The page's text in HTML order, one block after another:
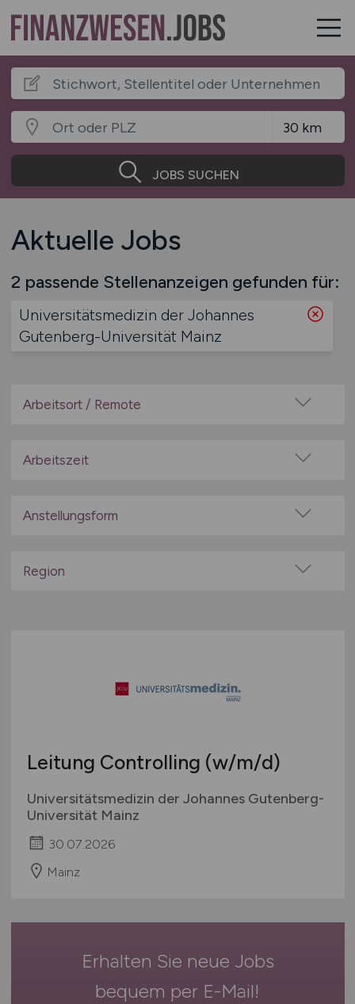
JOBS SUCHEN
Aktuelle Jobs
2 passende Stellenanzeigen gefunden für:
Universitätsmedizin der Johannes
Gutenberg-Universität Mainz
Arbeitsort / Remote
Home-Office möglich / Hybrid
Remote aus dem Ausland möglich
Arbeitszeit
Teilzeit
Anstellungsform
befristete Anstellung
geringfügige Beschäftigung / Minijob
Studentenjobs / Werkstudenten
Ausbildung / Studium
Praktikum
Region
Mecklenburg-Vorpommern
Nordrhein-Westfalen
Rheinland-Pfalz
Sachsen
Schleswig-Holstein
Deutschlandweit
Österreich
Leitung Controlling (w/m/d)
Universitätsmedizin der Johannes Gutenberg-
Universität Mainz
30.07.2026
Mainz
Erhalten Sie neue Jobs
bequem per E-Mail!